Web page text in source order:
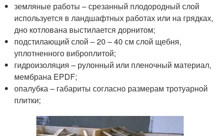
земляные работы – срезанный плодородный слой
используется в ландшафтных работах или на грядках,
дно котлована выстилается дорнитом;
подстилающий слой – 20 – 40 см слой щебня,
уплотненного виброплитой;
гидроизоляция – рулонный или пленочный материал,
мембрана EPDF;
опалубка – габариты согласно размерам тротуарной
плитки;